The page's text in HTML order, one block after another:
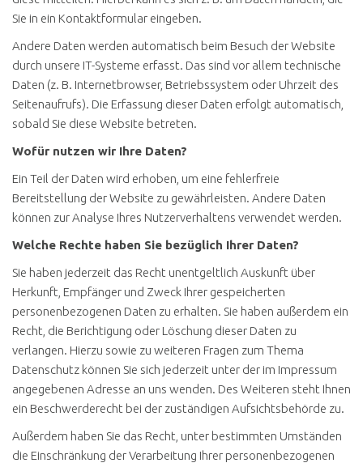
Sie in ein Kontaktformular eingeben.
Andere Daten werden automatisch beim Besuch der Website
durch unsere IT-Systeme erfasst. Das sind vor allem technische
Daten (z. B. Internetbrowser, Betriebssystem oder Uhrzeit des
Seitenaufrufs). Die Erfassung dieser Daten erfolgt automatisch,
sobald Sie diese Website betreten.
Wofür nutzen wir Ihre Daten?
Ein Teil der Daten wird erhoben, um eine fehlerfreie
Bereitstellung der Website zu gewährleisten. Andere Daten
können zur Analyse Ihres Nutzerverhaltens verwendet werden.
Welche Rechte haben Sie bezüglich Ihrer Daten?
Sie haben jederzeit das Recht unentgeltlich Auskunft über
Herkunft, Empfänger und Zweck Ihrer gespeicherten
personenbezogenen Daten zu erhalten. Sie haben außerdem ein
Recht, die Berichtigung oder Löschung dieser Daten zu
verlangen. Hierzu sowie zu weiteren Fragen zum Thema
Datenschutz können Sie sich jederzeit unter der im Impressum
angegebenen Adresse an uns wenden. Des Weiteren steht Ihnen
ein Beschwerderecht bei der zuständigen Aufsichtsbehörde zu.
Außerdem haben Sie das Recht, unter bestimmten Umständen
die Einschränkung der Verarbeitung Ihrer personenbezogenen